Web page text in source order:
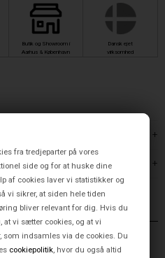
fra tredjeparter på vores
side og for at huske dine
af cookies laver vi statistikker og
vi sikrer, at siden hele tiden
bliver relevant for dig. Hvis du
at vi sætter cookies, og at vi
som indsamles via de cookies. Du
cookiepolitik, hvor du også altid
Butik og Showroom i
Aarhus & København
Dansk ejet
virksomhed